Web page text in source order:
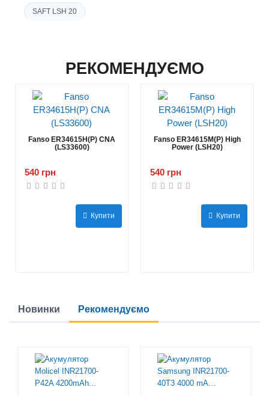
SAFT LSH 20
РЕКОМЕНДУЄМО
Fanso ER34615H(P) CNA
(LS33600)
540 грн
Купити
Fanso ER34615M(P) High
Power (LSH20)
540 грн
Купити
Новинки Рекомендуємо